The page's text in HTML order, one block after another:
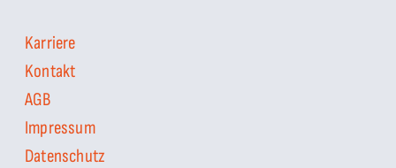
Karriere
Kontakt
AGB
Impressum
Datenschutz